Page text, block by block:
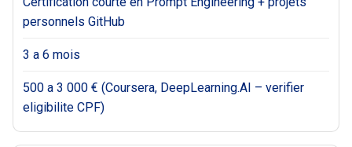
personnels GitHub
3 a 6 mois
500 a 3 000 € (Coursera, DeepLearning.AI – verifier
eligibilite CPF)